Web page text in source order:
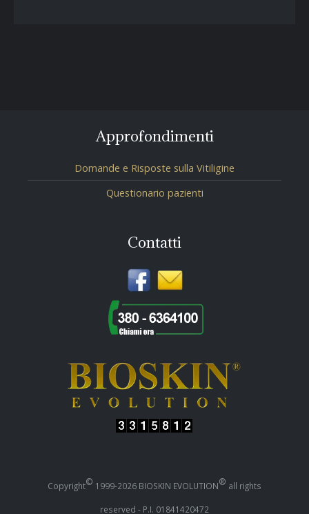
Approfondimenti
Domande e Risposte sulla Vitiligine
Questionario pazienti
Contatti
Copyright© 1999-2026 BIOSKIN EVOLUTION® all rights
reserved - P.I. 01841420472